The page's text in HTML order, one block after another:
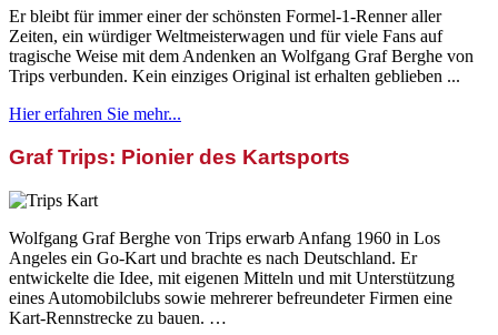
Er bleibt für immer einer der schönsten Formel-1-Renner aller
Zeiten, ein würdiger Weltmeisterwagen und für viele Fans auf
tragische Weise mit dem Andenken an Wolfgang Graf Berghe von
Trips verbunden. Kein einziges Original ist erhalten geblieben ...
Hier erfahren Sie mehr...
Graf Trips: Pionier des Kartsports
Wolfgang Graf Berghe von Trips erwarb Anfang 1960 in Los
Angeles ein Go-Kart und brachte es nach Deutschland. Er
entwickelte die Idee, mit eigenen Mitteln und mit Unterstützung
eines Automobilclubs sowie mehrerer befreundeter Firmen eine
Kart-Rennstrecke zu bauen. …